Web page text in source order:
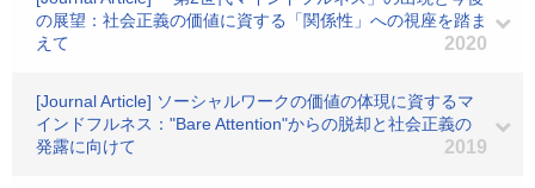
の展望：社会正義の価値に資する「関係性」への視座を踏ま
えて
2020
[Journal Article] ソーシャルワークの価値の体現に資するマ
インドフルネス："Bare Attention"からの脱却と社会正義の
発露に向けて
2019